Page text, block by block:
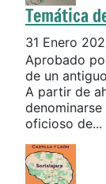
Temática
31 Enero
Aprobado
de un
A partir de
oficioso de...